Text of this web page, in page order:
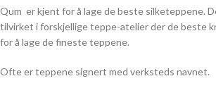
Qum er kjent for å lage de beste silketeppene.
tilvirket i forskjellige teppe-atelier der de beste
for å lage de fineste teppene.
Ofte er teppene signert med verksteds navnet.